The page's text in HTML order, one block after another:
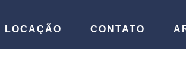
LOCAÇÃO CONTATO